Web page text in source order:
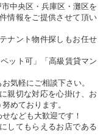
中央区・兵庫区・灘区を
情報をご提供させて頂い
ナント物件探しもお任せ
ット可」「高級賃貸マン
気軽にご相談下さい。
親切な対応を心掛け、お
めております。
なども大歓迎です！
してもらえるお店である